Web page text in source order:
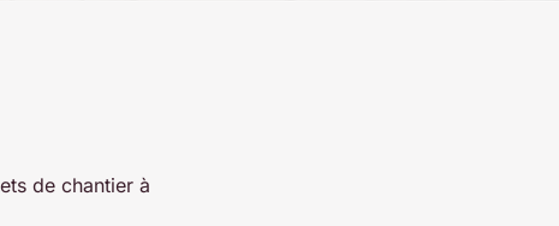
de chantier à